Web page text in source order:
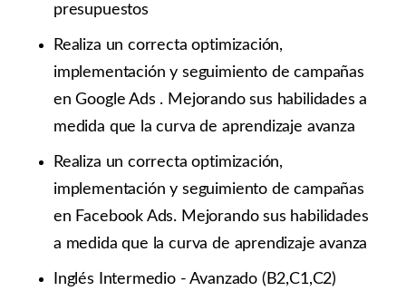
presupuestos
Realiza un correcta optimización,
implementación y seguimiento de campañas
en Google Ads . Mejorando sus habilidades a
medida que la curva de aprendizaje avanza
Realiza un correcta optimización,
implementación y seguimiento de campañas
en Facebook Ads. Mejorando sus habilidades
a medida que la curva de aprendizaje avanza
Inglés Intermedio - Avanzado (B2,C1,C2)